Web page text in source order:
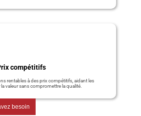
compétitifs
rentables à des prix compétitifs, aidant les
valeur sans compromettre la qualité.
besoin